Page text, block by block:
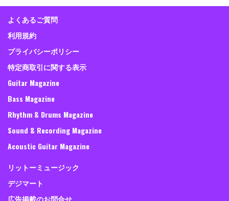
よくあるご質問
利用規約
プライバシーポリシー
特定商取引に関する表示
Guitar Magazine
Bass Magazine
Rhythm & Drums Magazine
Sound & Recording Magazine
Acoustic Guitar Magazine
リットーミュージック
デジマート
広告掲載のお問合せ